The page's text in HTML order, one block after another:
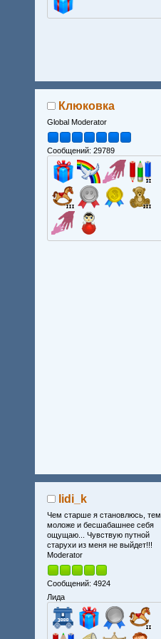
Клюковка
Global Moderator
Сообщений: 29789
lidi_k
Чем старше я становлюсь, тем
моложе и бесшабашнее себя
ощущаю... Чувствую путной
старухи из меня не выйдет!!!
Moderator
Сообщений: 4924
Лида